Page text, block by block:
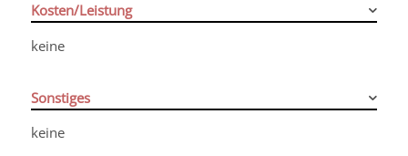
Kosten/Leistung
keine
Sonstiges
keine